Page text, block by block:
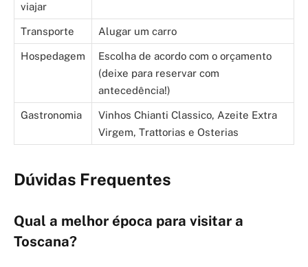
viajar
Transporte Alugar um carro
Hospedagem
Escolha de acordo com o orçamento
(deixe para reservar com
antecedência!)
Gastronomia
Vinhos Chianti Classico, Azeite Extra
Virgem, Trattorias e Osterias
Dúvidas Frequentes
Qual a melhor época para visitar a
Toscana?